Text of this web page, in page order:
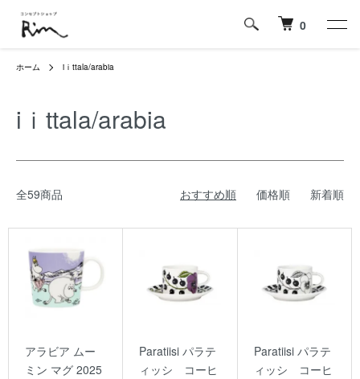
0
ホーム iｉttala/arabia
iｉttala/arabia
全59商品 おすすめ順 価格順 新着順
アラビア ムー
ミン マグ 2025
Paratiisi パラテ
ィッシ コーヒ
Paratiisi パラテ
ィッシ コーヒ